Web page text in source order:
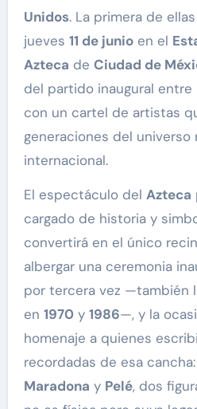
Unidos. La primera de
jueves 11 de junioen el
Azteca de Ciudad de
del partido inaugural entre
con un cartel de artistas
generaciones del universo
internacional.
El espectáculo del Azteca
cargado de historia y
convertirá en el único
albergar una ceremonia
por tercera vez —también
en 1970 y 1986—, y la
homenaje a quienes
recordadas de esa cancha:
Maradona y Pelé, dos